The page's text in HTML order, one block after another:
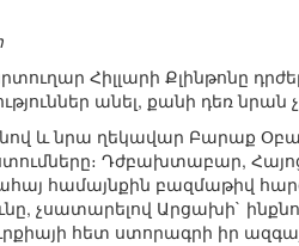
Հիլլարի Քլինթոնը
անել, քանի դեռ
և նրա ղեկավար Բարաք
Դժբախտաբար, Հայոց
համայնքին բազմաթիվ
չսատարելով Արցախի`
հետ ստորագրի իր